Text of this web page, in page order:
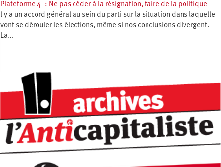
Plateforme 4 : Ne pas céder à la résignation, faire de la politique
l y a un accord général au sein du parti sur la situation dans laquelle
vont se dérouler les élections, même si nos conclusions divergent.
La…